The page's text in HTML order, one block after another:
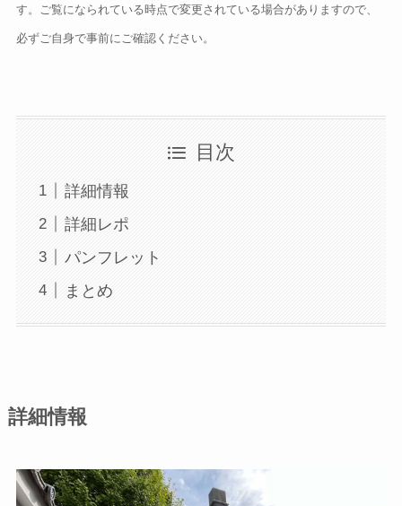
す。 ご覧になられている時点で変更されている場合がありますので、
必ずご自身で事前にご確認ください。
目次
詳細情報
詳細レポ
パンフレット
まとめ
詳細情報